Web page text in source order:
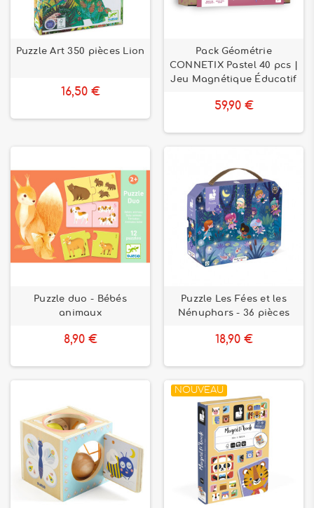
Puzzle Art 350 pièces Lion
16,50 €
Pack Géométrie
CONNETIX Pastel 40 pcs |
Jeu Magnétique Éducatif
59,90 €
Puzzle duo - Bébés
animaux
8,90 €
Puzzle Les Fées et les
Nénuphars - 36 pièces
18,90 €
NOUVEAU